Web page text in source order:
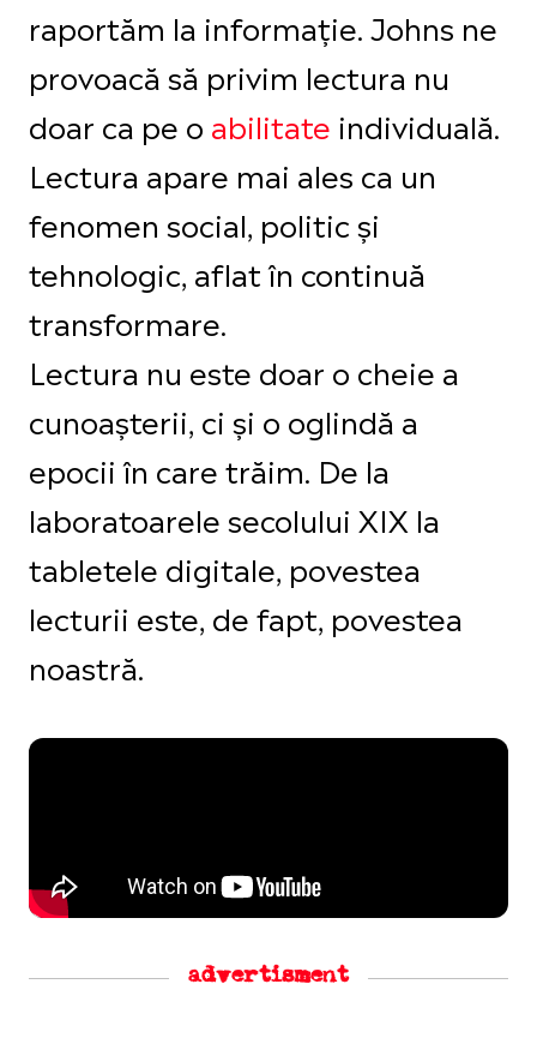
raportăm la informație. Johns ne
provoacă să privim lectura nu
doar ca pe o abilitate individuală.
Lectura apare mai ales ca un
fenomen social, politic și
tehnologic, aflat în continuă
transformare.
Lectura nu este doar o cheie a
cunoașterii, ci și o oglindă a
epocii în care trăim. De la
laboratoarele secolului XIX la
tabletele digitale, povestea
lecturii este, de fapt, povestea
noastră.
advertisment